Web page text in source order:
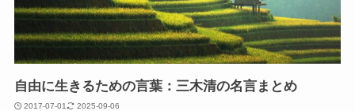
自由に生きるための言葉：三木清の名言まとめ
2017-07-01 2025-09-06